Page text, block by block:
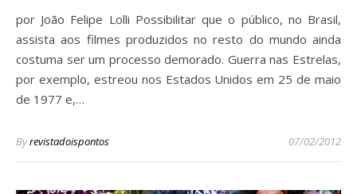
por João Felipe Lolli Possibilitar que o público, no Brasil,
assista aos filmes produzidos no resto do mundo ainda
costuma ser um processo demorado. Guerra nas Estrelas,
por exemplo, estreou nos Estados Unidos em 25 de maio
de 1977 e,…
Byrevistadoispontos 07/02/2012